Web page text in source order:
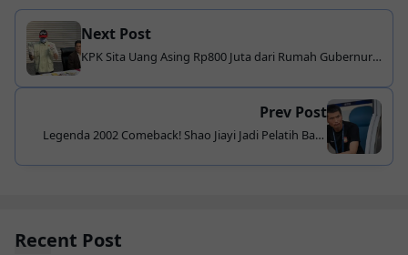
Next Post
KPK Sita Uang Asing Rp800 Juta dari Rumah Gubernur
Prev Post
Legenda 2002 Comeback! Shao Jiayi Jadi Pelatih Baru
Recent Post